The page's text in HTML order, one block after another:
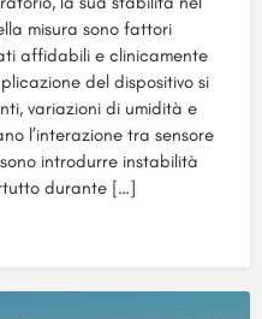
misura sono fattori
affidabili e clinicamente
del dispositivo si
variazioni di umidità e
l’interazione tra sensore
introdurre instabilità
durante […]